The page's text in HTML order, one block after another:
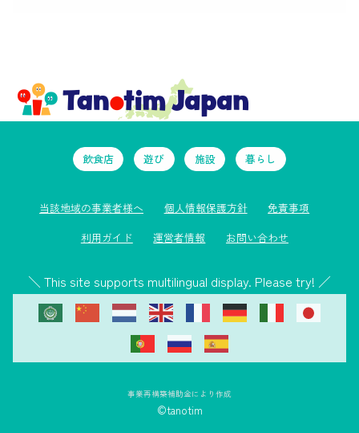
飲食店 遊び 施設 暮らし
当該地域の事業者様へ 個人情報保護方針
免責事項
利用ガイド
運営者情報 お問い合わせ
＼ This site supports multilingual display. Please try! ／
事業再構築補助金により作成
©tanotim